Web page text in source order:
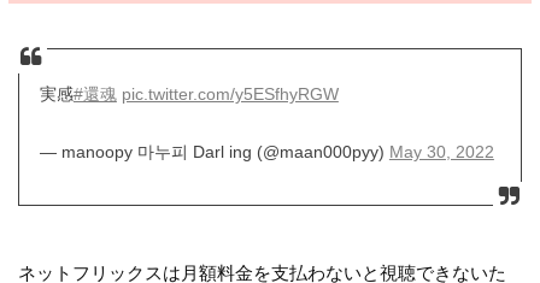
実感#還魂 pic.twitter.com/y5ESfhyRGW
— manoopy 마누피 Darl ing (@maan000pyy) May 30, 2022
ネットフリックスは月額料金を支払わないと視聴できないた